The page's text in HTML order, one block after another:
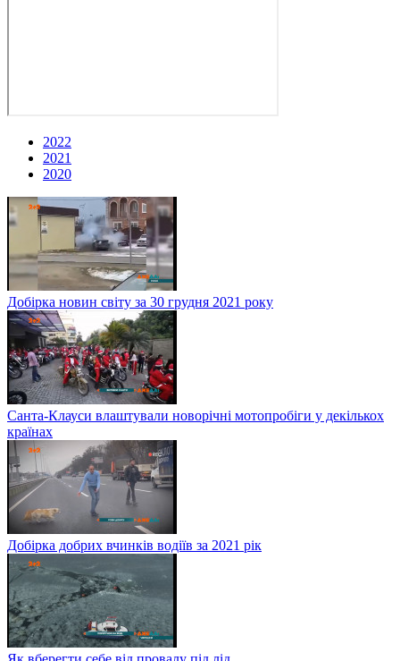
2022
2021
2020
Добірка новин світу за 30 грудня 2021 року
Санта-Клауси влаштували новорічні мотопробіги у декількох
країнах
Добірка добрих вчинків водіїв за 2021 рік